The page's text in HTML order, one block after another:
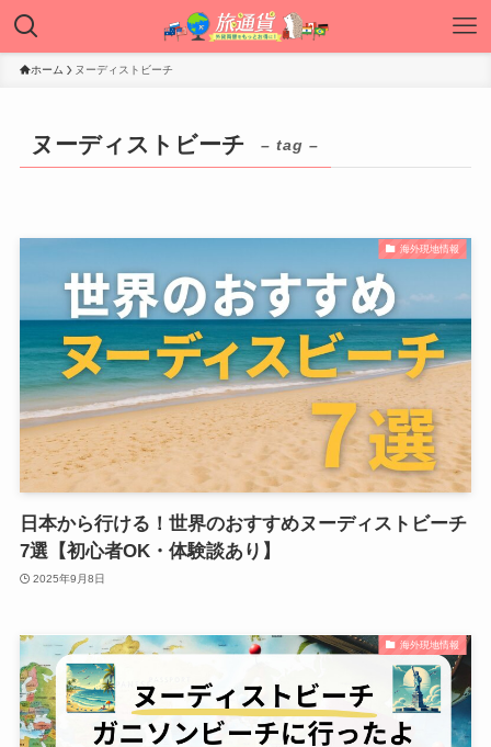
ホーム ヌーディストビーチ
ヌーディストビーチ – tag –
海外現地情報
日本から行ける！世界のおすすめヌーディストビーチ
7選【初心者OK・体験談あり】
2025年9月8日
海外現地情報